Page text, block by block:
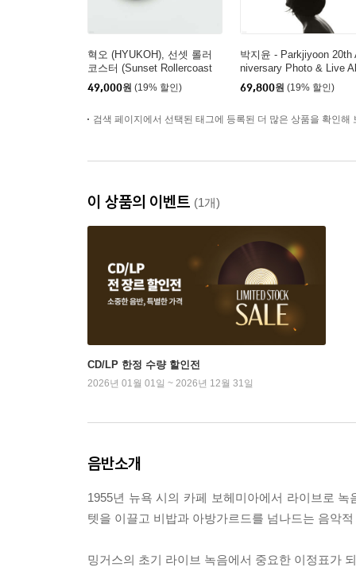
혁오 (HYUKOH), 선셋 롤러
코스터 (Sunset Rollercoast
er) - AAA LIVE
49,000원 (19% 할인)
박지윤 - Parkjiyoon 20th
niversary Photo & Live
um [화이트 컬러 2LP]
69,800원 (19% 할인)
검색 페이지에서 선택된 태그에 등록된 더 많은 상품을 확인해
이 상품의 이벤트 (1개)
CD/LP 한정 수량 할인전
2026년 01월 01일 ~ 2026년 12월 31일
음반소개
1955년 뉴욕 시의 카페 보헤미아에서 라이브로
텟을 이끌고 비밥과 아방가르드를 넘나드는 음악
밍거스의 초기 라이브 녹음에서 중요한 이정표가